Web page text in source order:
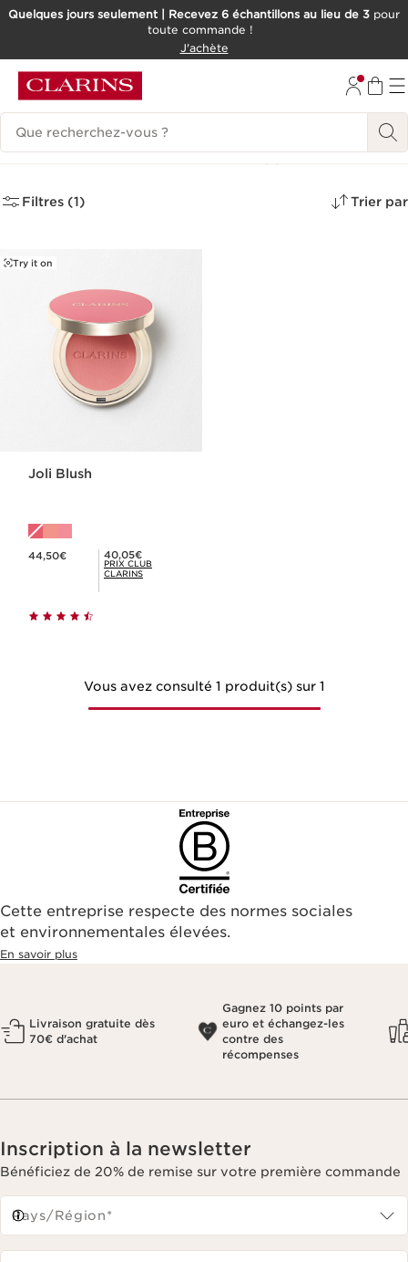
ALLER AU CONTENU
Quelques jours seulement | Recevez 6 échantillons au lieu de 3 pour
toute commande !
J'achète
Historique des recherches
Nos meilleures ventes (1)
Filtres (1) Trier par
Try it on
Joli Blush
44,50€ Prix Club Clarins 40,05€
40,05€
PRIX CLUB
CLARINS
Vous avez consulté 1 produit(s) sur 1
Cette entreprise respecte des normes sociales
et environnementales élevées.
En savoir plus
Livraison gratuite dès
70€ d'achat
Gagnez 10 points par
euro et échangez-les
contre des
récompenses
Inscription à la newsletter
Bénéficiez de 20% de remise sur votre première commande
Pays/Région*